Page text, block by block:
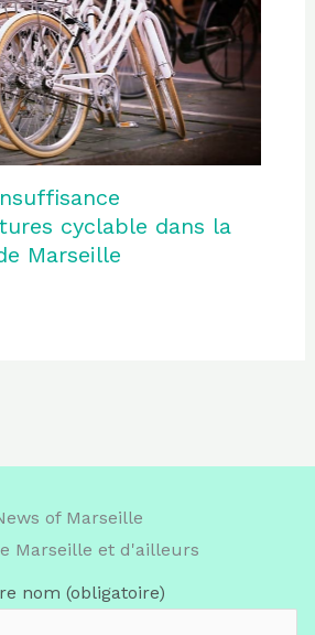
cyclable dans la
Marseille
of Marseille
Marseille et d'ailleurs
nom (obligatoire)